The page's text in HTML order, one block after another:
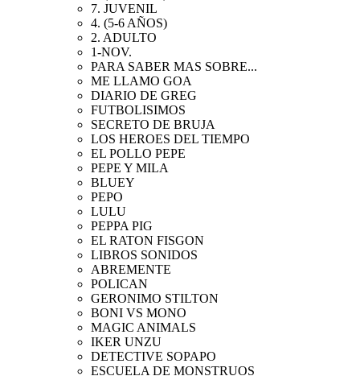
7. JUVENIL
4. (5-6 AÑOS)
2. ADULTO
1-NOV.
PARA SABER MAS SOBRE...
ME LLAMO GOA
DIARIO DE GREG
FUTBOLISIMOS
SECRETO DE BRUJA
LOS HEROES DEL TIEMPO
EL POLLO PEPE
PEPE Y MILA
BLUEY
PEPO
LULU
PEPPA PIG
EL RATON FISGON
LIBROS SONIDOS
ABREMENTE
POLICAN
GERONIMO STILTON
BONI VS MONO
MAGIC ANIMALS
IKER UNZU
DETECTIVE SOPAPO
ESCUELA DE MONSTRUOS